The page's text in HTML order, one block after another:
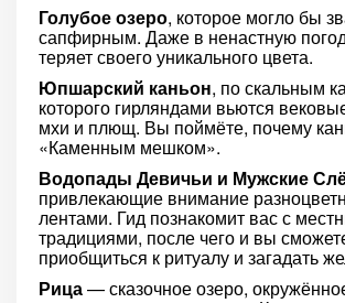
Голубое озеро, которое могло бы
сапфирным. Даже в ненастную
теряет своего уникального цвета.
Юпшарский каньон, по скальным
которого гирляндами вьются
мхи и плющ. Вы поймёте, почему
«Каменным мешком».
Водопады Девичьи и Мужские
привлекающие внимание
лентами. Гид познакомит вас с
традициями, после чего и вы
приобщиться к ритуалу и загадать
Рица— сказочное озеро,